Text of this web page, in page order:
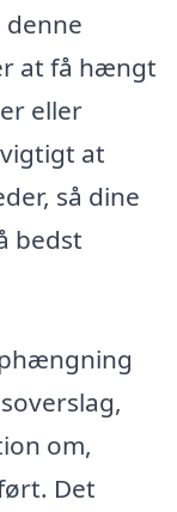
denne
at få hængt
eller
at
så dine
bedst
om,
Det